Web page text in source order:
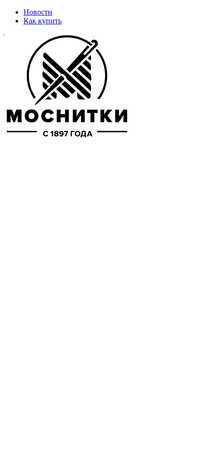
Новости
Как купить